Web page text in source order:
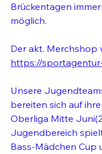
Brückentagen
möglich.
Der akt. Merchshop
https://
Unsere
bereiten sich auf
Oberliga Mitte
Jugendbereich
Bass-Mädchen Cup